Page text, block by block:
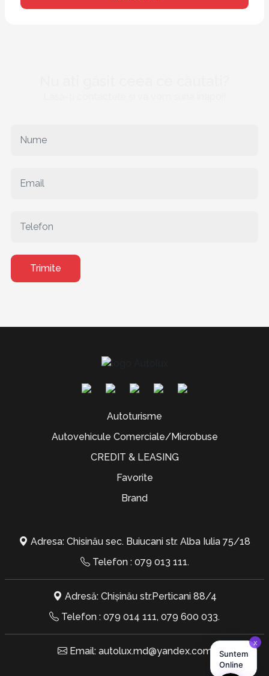
Trimite
Autoturisme
Autovehicule Comerciale/Microbuse
CREDIT & LEASING
Favorite
Brand
Adresa: Chisinău sec. Buiucani str. Alba Iulia 75/18
Telefon : 079 013 111.
Adresă: Chișinău str.Perticani 88/4
Telefon : 079 014 111, 079 600 033.
Email: autolux.md@yandex.com